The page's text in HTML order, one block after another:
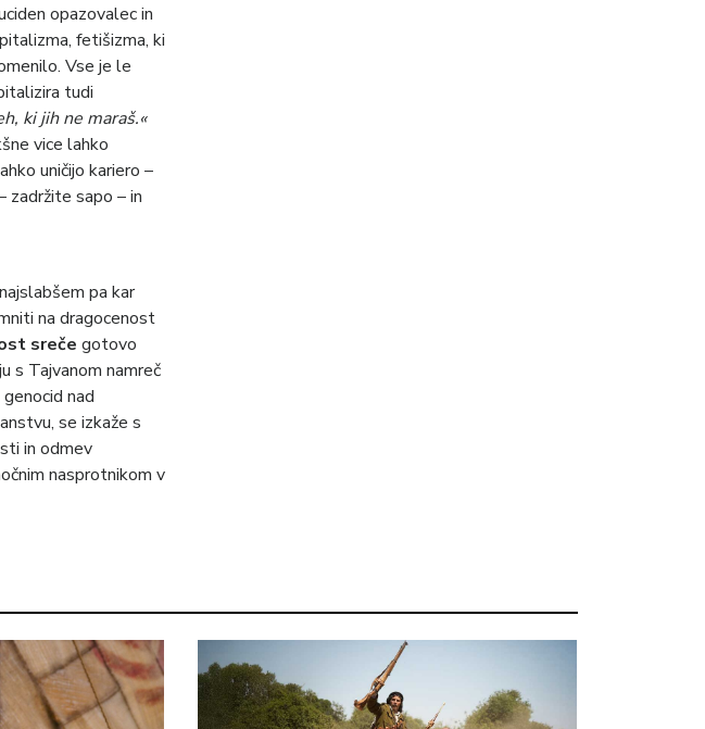
opazovalec in
fetišizma, ki
Vse je le
tudi
ki jih ne maraš.«
vice lahko
uničijo kariero –
zadržite sapo – in
pa kar
na dragocenost
sreče gotovo
s Tajvanom namreč
nad
se izkaže s
in odmev
nasprotnikom v